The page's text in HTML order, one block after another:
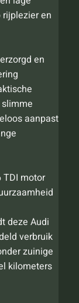
en
en
aanpast
TDI motor
deze Audi
verbruik
zuinige
kilometers